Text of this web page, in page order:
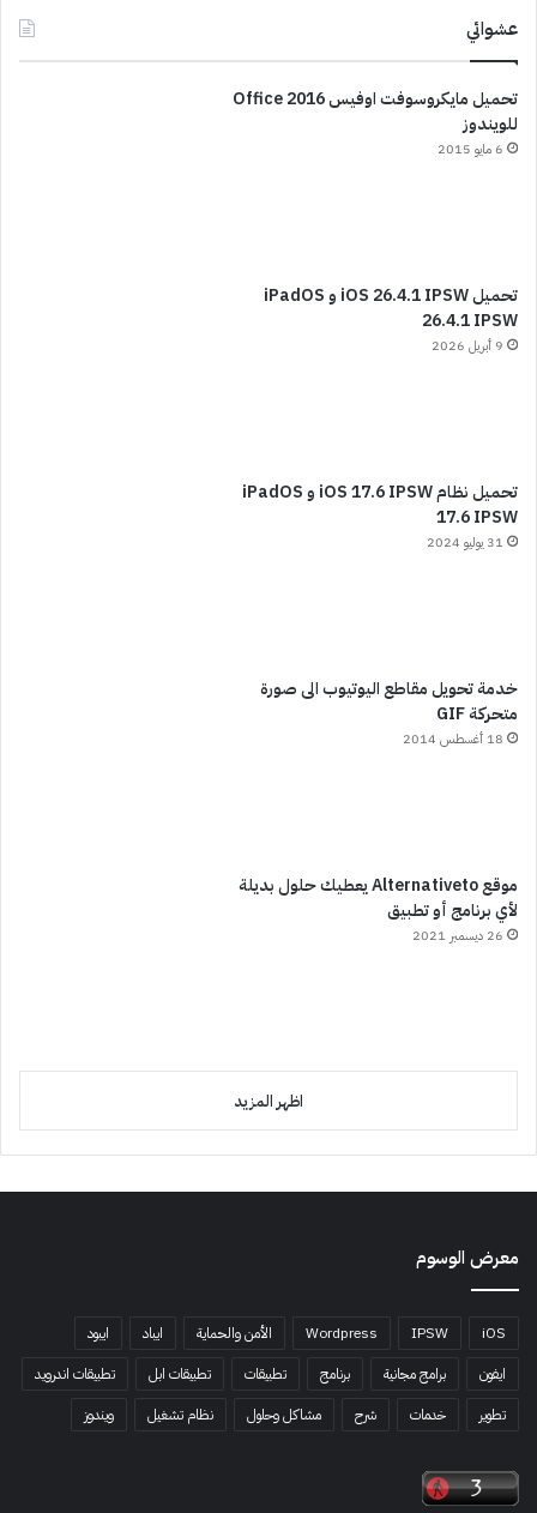
عشوائي
تحميل مايكروسوفت اوفيس Office 2016
للويندوز
6 مايو 2015
تحميل iOS 26.4.1 IPSW و iPadOS
26.4.1 IPSW
9 أبريل 2026
تحميل نظام iOS 17.6 IPSW و iPadOS
17.6 IPSW
31 يوليو 2024
خدمة تحويل مقاطع اليوتيوب الى صورة
متحركة GIF
18 أغسطس 2014
موقع Alternativeto يعطيك حلول بديلة
لأي برنامج أو تطبيق
26 ديسمبر 2021
اظهر المزيد
معرض الوسوم
iOS
IPSW
Wordpress الأمن والحماية ايباد
ايبود
ايفون
برامج مجانية برنامج تطبيقات تطبيقات ابل
تطبيقات اندرويد
تطوير
خدمات شرح مشاكل وحلول نظام تشغيل ويندوز